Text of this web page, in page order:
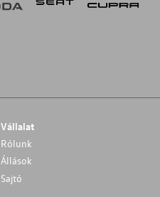
Vállalat
Rólunk
Állások
Sajtó